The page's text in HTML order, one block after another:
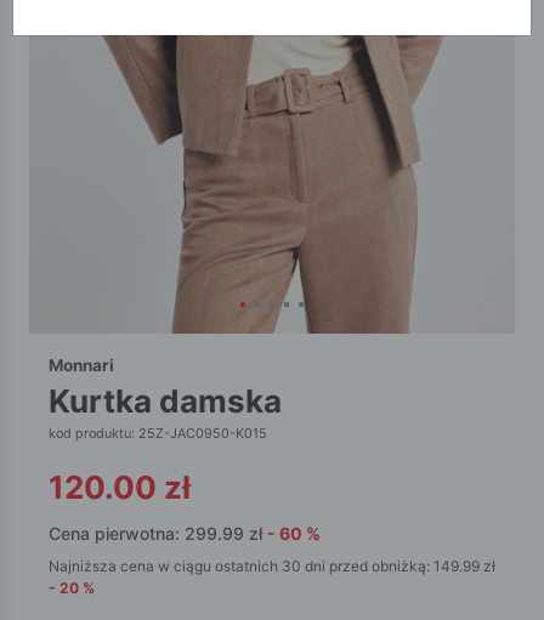
Monnari
kurtka damska
kod produktu: 25Z-JAC0950-K015
120.00 zł
Cena pierwotna: 299.99 zł - 60 %
Najniższa cena w ciągu ostatnich 30 dni przed obniżką: 149.99 zł
- 20 %